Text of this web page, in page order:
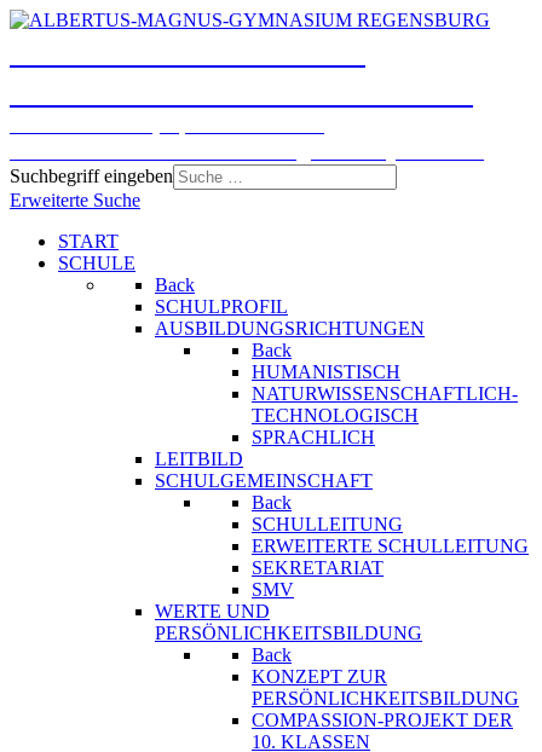
Suchbegriff eingeben
Erweiterte Suche
START
SCHULE
Back
SCHULPROFIL
AUSBILDUNGSRICHTUNGEN
Back
HUMANISTISCH
NATURWISSENSCHAFTLICH-
TECHNOLOGISCH
SPRACHLICH
LEITBILD
SCHULGEMEINSCHAFT
Back
SCHULLEITUNG
ERWEITERTE SCHULLEITUNG
SEKRETARIAT
SMV
WERTE UND
PERSÖNLICHKEITSBILDUNG
Back
KONZEPT ZUR
PERSÖNLICHKEITSBILDUNG
COMPASSION-PROJEKT DER
10. KLASSEN